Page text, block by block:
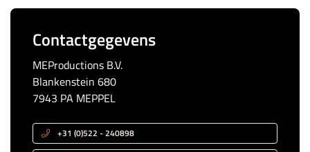
Contactgegevens
MEProductions B.V.
Blankenstein 680
7943 PA MEPPEL
+31 (0)522 - 240898